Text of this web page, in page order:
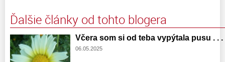
Ďalšie články od tohto blogera
Včera som si od teba vypýtala pusu . . .
06.05.2025